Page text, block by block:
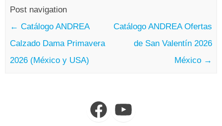
Post navigation
← Catálogo ANDREA
Calzado Dama Primavera
2026 (México y USA)
Catálogo ANDREA Ofertas
de San Valentín 2026
México →
FacebookYouTube